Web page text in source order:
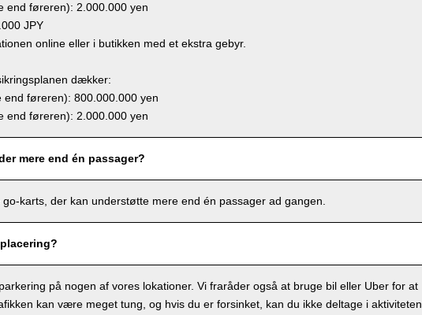
end føreren): 2.000.000 yen
JPY
online eller i butikken med et ekstra gebyr.
dækker:
end føreren): 800.000.000 yen
end føreren): 2.000.000 yen
mere end én passager?
karts, der kan understøtte mere end én passager ad gangen.
på nogen af vores lokationer. Vi fraråder også at bruge bil eller Uber for at
kan være meget tung, og hvis du er forsinket, kan du ikke deltage i aktiviteten.